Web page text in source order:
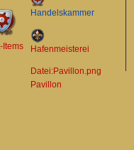
Items
Handelskammer
Hafenmeisterei
Datei:Pavillon.png
Pavillon